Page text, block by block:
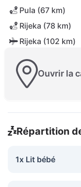
Pula (67 km)
Rijeka (78 km)
Rijeka (102 km)
Ouvrir la
Répartition
1x Lit bébé